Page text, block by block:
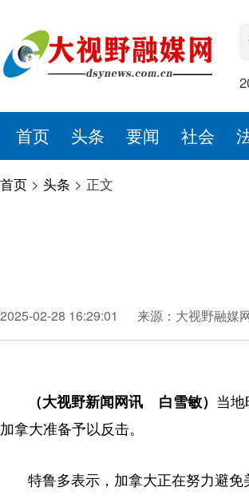
首页 头条 要闻 社会
首页 > 头条 > 正文
2025-02-28 16:29:01 来源：大视野融媒
（大视野新闻网讯 白雪敏） 当地
加拿大准备予以反击。
特鲁多表示，加拿大正在努力避免